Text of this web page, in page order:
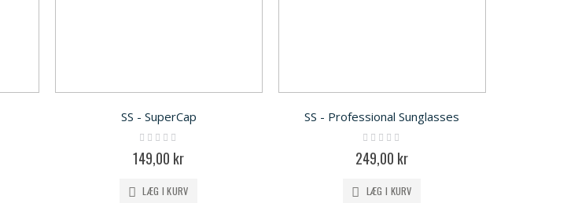
SS - SuperCap
Rating:
149,00 kr
LÆG I KURV
SS - Professional Sunglasses
Rating:
249,00 kr
LÆG I KURV